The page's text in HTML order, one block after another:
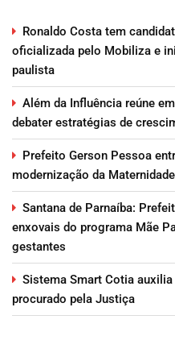
Ronaldo Costa tem
oficializada pelo Mobiliza e
paulista
Além da Influência reúne
debater estratégias de
Prefeito Gerson Pessoa
modernização da
Santana de Parnaíba:
enxovais do programa Mãe
gestantes
Sistema Smart Cotia
procurado pela Justiça